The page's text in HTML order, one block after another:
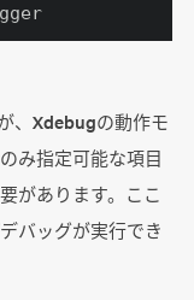
、Xdebugの動作モ
み指定可能な項目
があります。ここ
バッグが実行でき